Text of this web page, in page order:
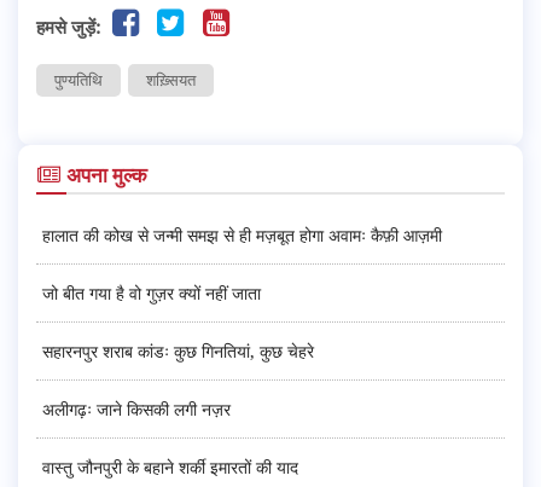
हमसे जुड़ें:
पुण्यतिथि शख़्सियत
अपना मुल्क
हालात की कोख से जन्मी समझ से ही मज़बूत होगा अवामः कैफ़ी आज़मी
जो बीत गया है वो गुज़र क्यों नहीं जाता
सहारनपुर शराब कांडः कुछ गिनतियां, कुछ चेहरे
अलीगढ़ः जाने किसकी लगी नज़र
वास्तु जौनपुरी के बहाने शर्की इमारतों की याद